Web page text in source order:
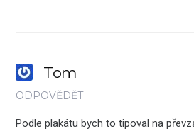
Tom
ODPOVĚDĚT
Podle plakátu bych to tipoval na